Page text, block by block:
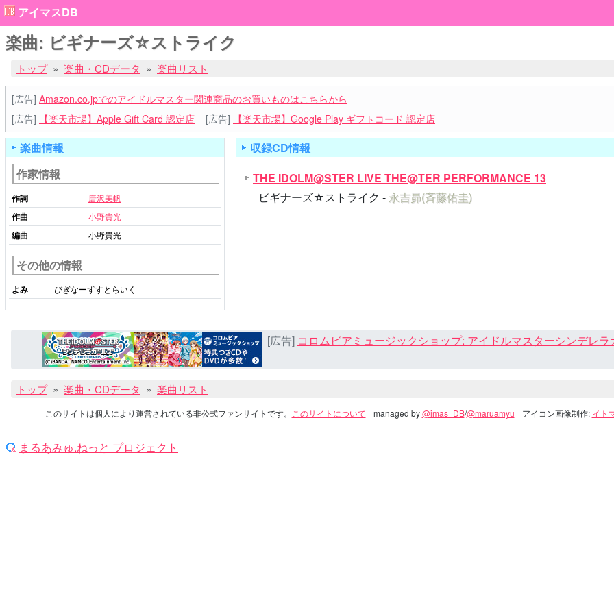
アイマスDB
楽曲: ビギナーズ☆ストライク
トップ 楽曲・CDデータ 楽曲リスト
[広告] Amazon.co.jpでのアイドルマスター関連商品のお買いものはこちらから
[広告]
【楽天市場】Apple Gift Card 認定店 [広告] 【楽天市場】Google Play ギフトコード 認定店
楽曲情報
作家情報
作詞 唐沢美帆
作曲 小野貴光
編曲 小野貴光
その他の情報
よみ びぎなーずすとらいく
収録CD情報
THE IDOLM@STER LIVE THE@TER PERFORMANCE 13
ビギナーズ☆ストライク - 永吉昴(斉藤佑圭)
[広告] コロムビアミュージックショップ: アイドルマスターシンデレ
トップ 楽曲・CDデータ 楽曲リスト
このサイトは個人により運営されている非公式ファンサイトです。 このサイトについて managed by@imas_DB/@maruamyu アイコン画像制作: イト
まるあみゅ.ねっと プロジェクト